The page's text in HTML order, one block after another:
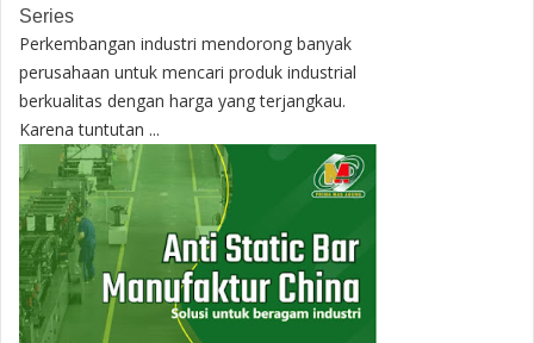
Series
Perkembangan industri mendorong banyak
perusahaan untuk mencari produk industrial
berkualitas dengan harga yang terjangkau.
Karena tuntutan ...